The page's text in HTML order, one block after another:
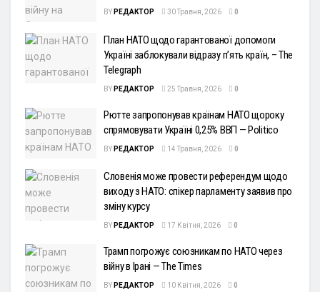
BY РЕДАКТОР 30 Травня, 2026 0
План НАТО щодо гарантованої допомоги
Україні заблокували відразу п’ять країн, – The
Telegraph
BY РЕДАКТОР 25 Травня, 2026 0
Рютте запропонував країнам НАТО щороку
спрямовувати Україні 0,25% ВВП — Politico
BY РЕДАКТОР 14 Травня, 2026 0
Словенія може провести референдум щодо
виходу з НАТО: спікер парламенту заявив про
зміну курсу
BY РЕДАКТОР 17 Квітня, 2026 0
Трамп погрожує союзникам по НАТО через
війну в Ірані — The Times
BY РЕДАКТОР 10 Квітня, 2026 0